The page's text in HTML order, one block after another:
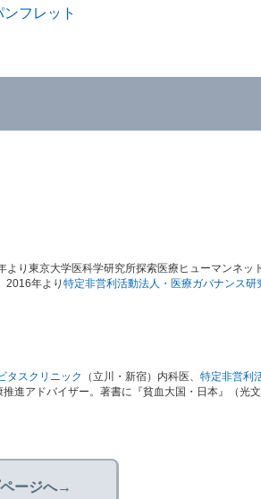
フレット
り東京大学医科学研究所探索医療ヒューマンネッ
2016年より 特定非営利活動法人・医療ガバナンス研
タスクリニック （立川・新宿）内科医、 特定非営利
進アドバイザー。著書に『貧血大国・日本』（光文
ージへ→